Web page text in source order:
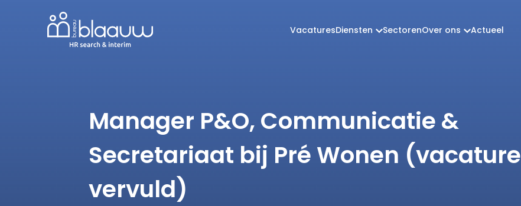
VacaturesDiensten SectorenOver ons Actueel
Manager P&O, Communicatie &
Secretariaat bij Pré Wonen (vacature
vervuld)